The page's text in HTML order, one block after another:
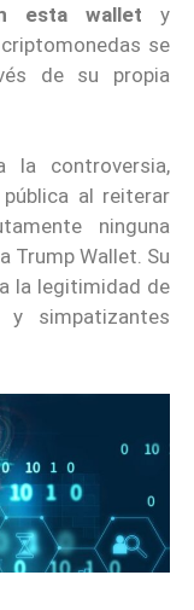
esta wallet y
se
de su propia
la controversia,
al reiterar
ninguna
Trump Wallet. Su
la legitimidad de
simpatizantes